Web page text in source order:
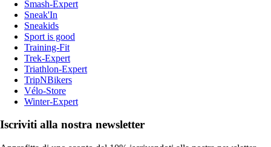
Smash-Expert
Sneak'In
Sneakids
Sport is good
Training-Fit
Trek-Expert
Triathlon-Expert
TripNBikers
Vélo-Store
Winter-Expert
Iscriviti alla nostra newsletter